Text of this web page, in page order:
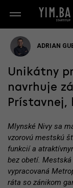
ADRIAN
Unikátny
navrhuje
Mlynské Nivy sa
vzorovú mestskú
funkcií a
bez obetí.
vypracovaná
ráta so zánikom